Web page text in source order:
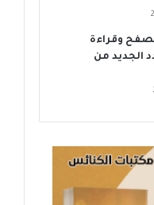
وقراءة
الجديد من